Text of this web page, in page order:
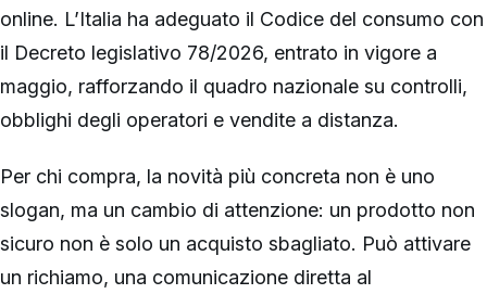
online. L’Italia ha adeguato il Codice del consumo con
il Decreto legislativo 78/2026, entrato in vigore a
maggio, rafforzando il quadro nazionale su controlli,
obblighi degli operatori e vendite a distanza.
Per chi compra, la novità più concreta non è uno
slogan, ma un cambio di attenzione: un prodotto non
sicuro non è solo un acquisto sbagliato. Può attivare
un richiamo, una comunicazione diretta al